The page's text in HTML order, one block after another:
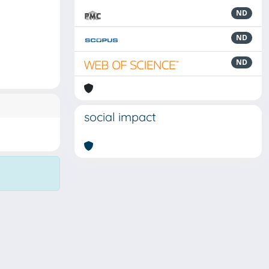
ND
ND
ND
social impact